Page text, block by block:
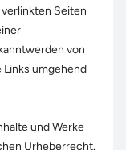
Seiten
von
umgehend
und Werke
Urheberrecht.